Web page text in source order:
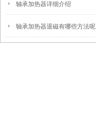
轴承加热器详细介绍
轴承加热器退磁有哪些方法呢